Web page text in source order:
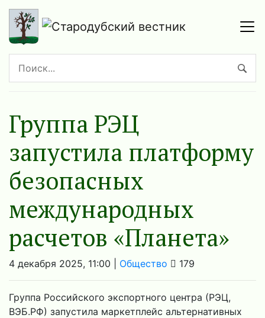
Группа РЭЦ
запустила платформу
безопасных
международных
расчетов «Планета»
4 декабря 2025, 11:00 | Общество 179
Группа Российского экспортного центра (РЭЦ,
ВЭБ.РФ) запустила маркетплейс альтернативных